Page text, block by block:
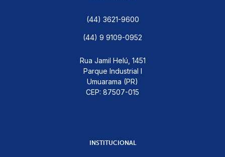
(44) 3621-9600
(44) 9 9109-0952
Rua Jamil Helú, 1451
Parque Industrial I
Umuarama (PR)
CEP: 87507-015
INSTITUCIONAL